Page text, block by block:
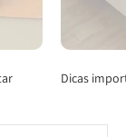
Dicas